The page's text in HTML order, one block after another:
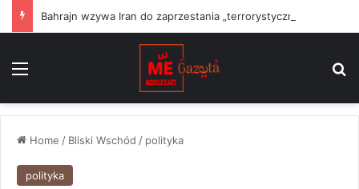
Home / Bliski Wschód / polityka
polityka